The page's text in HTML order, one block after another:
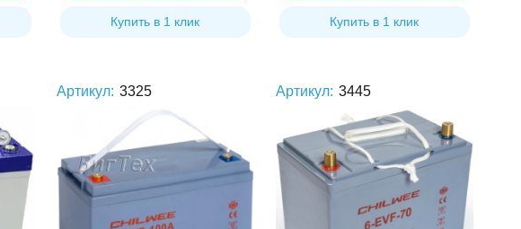
Купить в 1 клик Купить в 1 клик
Артикул: 3325 Артикул: 3445